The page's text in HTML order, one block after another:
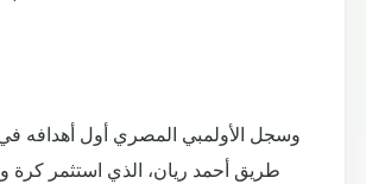
طريق أحمد ريان، الذي استثمر كرة